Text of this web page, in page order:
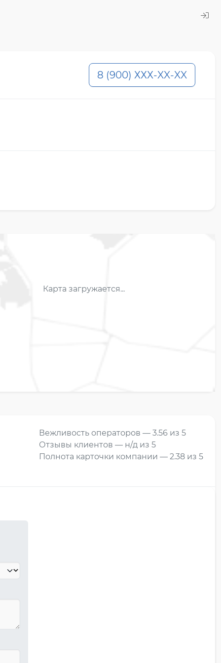
8 (900) ХХХ-XX-XX
Карта загружается...
Вежливость операторов — 3.56 из 5
Отзывы клиентов — н/д из 5
Полнота карточки компании — 2.38 из 5